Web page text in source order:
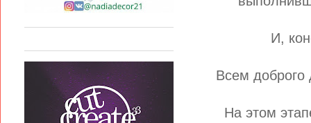
И,
Всем доброго
На этом